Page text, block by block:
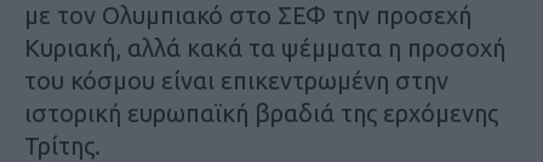
με τον Ολυμπιακό στο ΣΕΦ την προσεχή
Κυριακή, αλλά κακά τα ψέμματα η προσοχή
του κόσμου είναι επικεντρωμένη στην
ιστορική ευρωπαϊκή βραδιά της ερχόμενης
Τρίτης.